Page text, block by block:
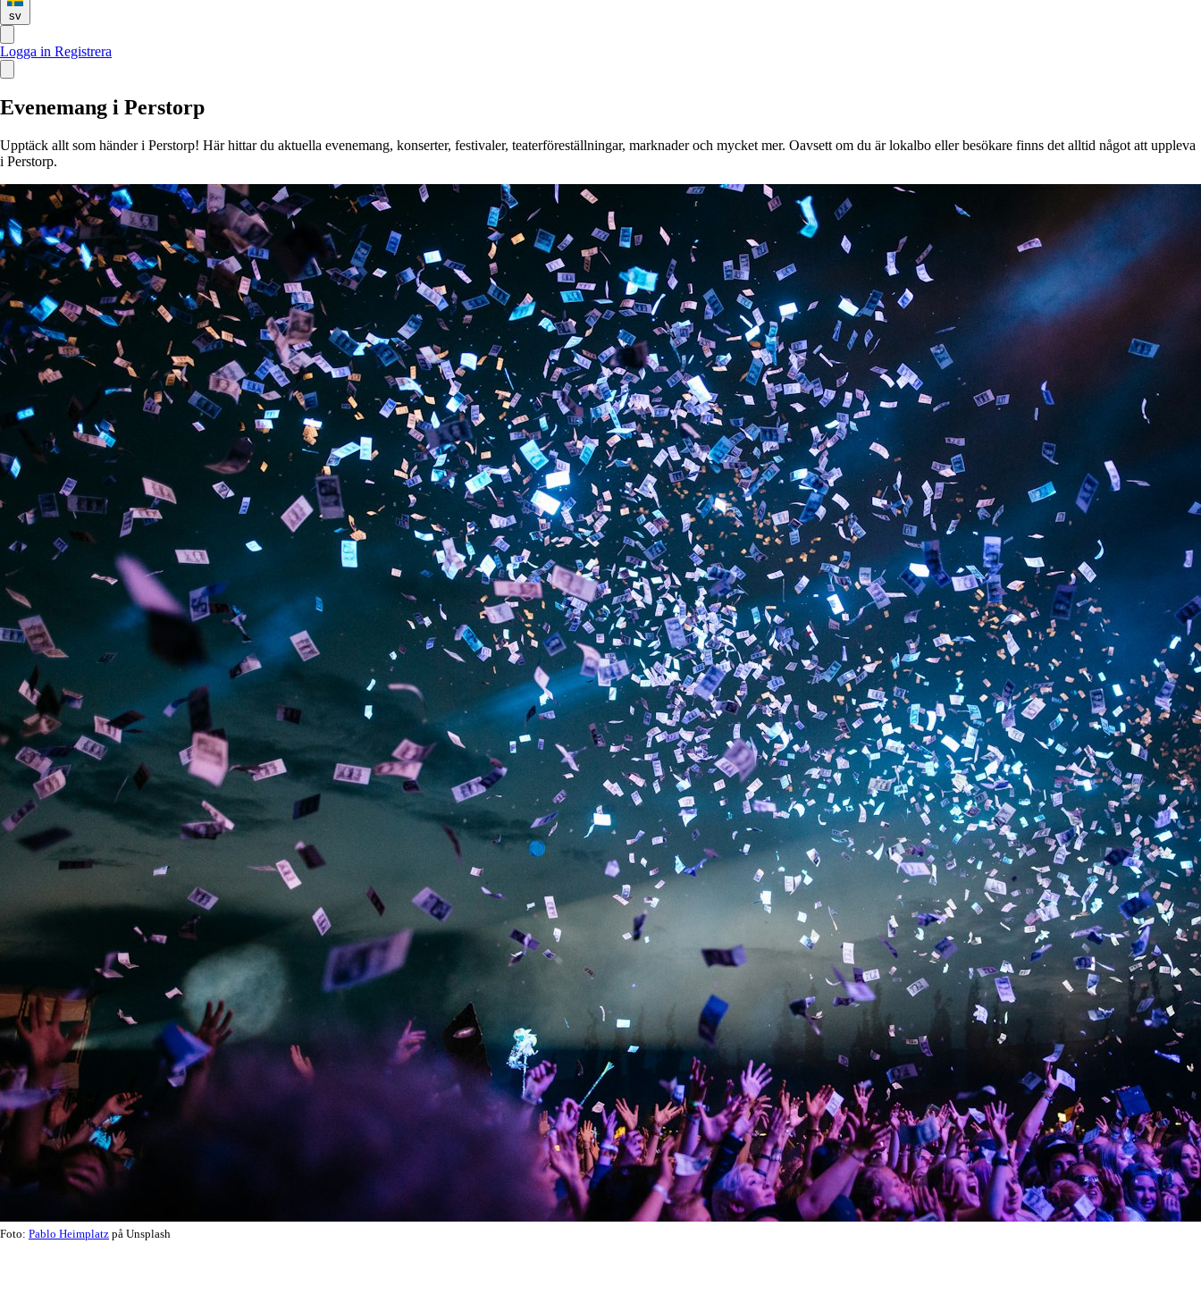
sv
Logga in Registrera
Evenemang i Perstorp
Upptäck allt som händer i Perstorp! Här hittar du aktuella evenemang, konserter, festivaler, teaterföreställningar, marknader och mycket mer. Oavsett om du är lokalbo eller besökare finns det alltid något att uppleva
i Perstorp.
Foto: Pablo Heimplatz på Unsplash